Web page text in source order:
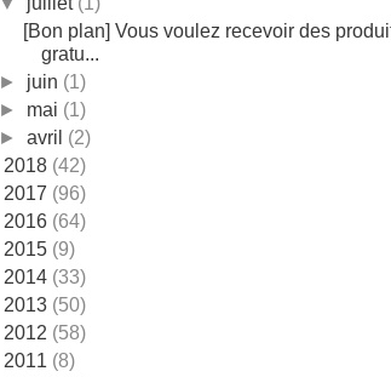
[Bon plan] Vous voulez recevoir des
gratu...
► juin (1)
► mai (1)
►avril (2)
2018 (42)
2017 (96)
2016 (64)
2015 (9)
2014 (33)
2013 (50)
2012 (58)
2011 (8)